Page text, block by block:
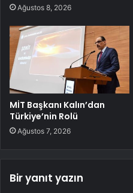
Ağustos 8, 2026
MİT Başkanı Kalın’dan
Türkiye’nin Rolü
Ağustos 7, 2026
Bir yanıt yazın